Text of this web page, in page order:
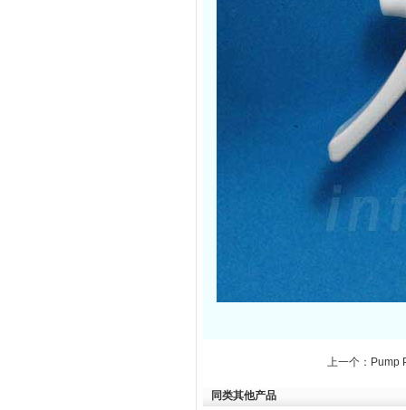
上一个：Pump
同类其他产品